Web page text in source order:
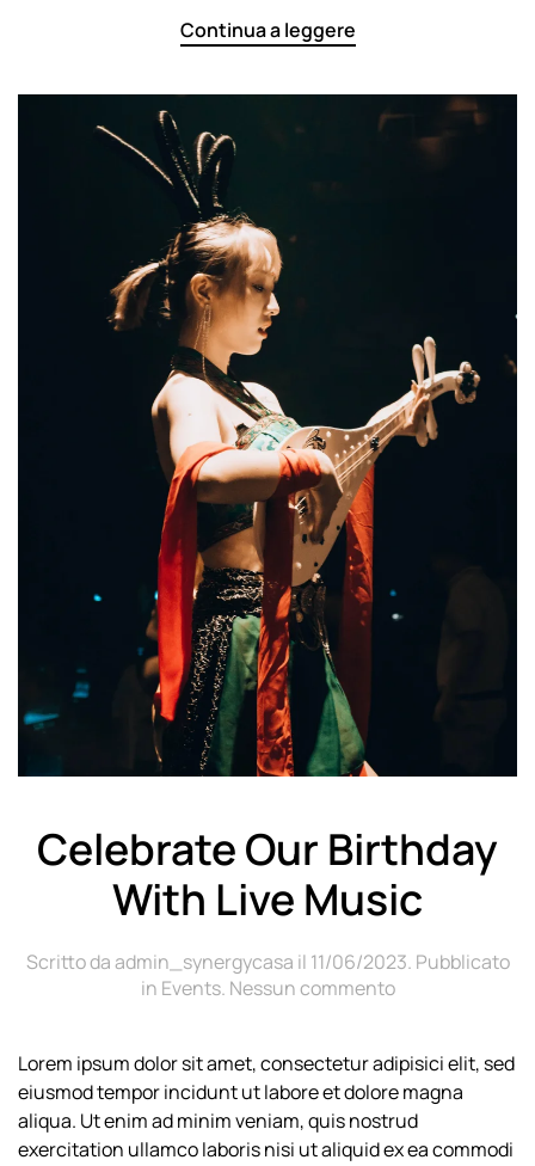
Continua a leggere
Celebrate Our Birthday
With Live Music
Scritto daadmin_synergycasa il 11/06/2023. Pubblicato
in Events. Nessun commentosu
Birthday
With
Live
Music
Lorem ipsum dolor sit amet, consectetur adipisici elit, sed
eiusmod tempor incidunt ut labore et dolore magna
aliqua. Ut enim ad minim veniam, quis nostrud
exercitation ullamco laboris nisi ut aliquid ex ea commodi